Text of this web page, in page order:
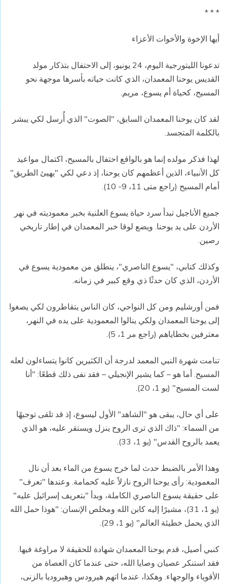
* * *
أيها الإخوة والأخوات الأعزاء
تدعونا الليتورجية اليوم، 24 يونيو، إلى الاحتفال بتذكار مولد
القديس يوحنا المعمدان، الذي كانت حياته بأسرها موجهة نحو
المسيح، كحياة أم يسوع، مريم.
لقد كان يوحنا المعمدان السابق، "الصوت" الذي أُرسل لكي يبشر
بالكلمة المتجسد.
لهذا فذكر مولده إنما هو بالواقع احتفال بالمسيح، اكتمال مواعيد
كل الأنبياء، الذين أعظمهم كان يوحنا، إذ دعي لكي "يهيئ الطريق"
أمام المسيح (راجع متى 11، 9- 10).
جميع الأناجيل تبدأ سرد حياة يسوع العلنية بخبر معموديته في نهر
الأردن على يد يوحنا. ويضع لوقا خبر المعمدان في إطار تاريخي
رصين.
وكذلك كتابي، "يسوع الناصري"، ينطلق من معمودية يسوع في
الأردن، الذي كان حدثًا ذي وقع كبير في زمانه.
فمن أورشليم ومن كل النواحي، كان الناس يتقاطرون لكي يصغوا
إلى يوحنا المعمدان ولكي ينالوا المعمودية على يده في النهر،
معترفين بخطاياهم (راجع مر 1، 5).
تنامت شهرة النبي المعمد لدرجة أن الكثيرين كانوا يتساءلون لعله
المسيح. أما هو – كما يشير الإنجيلي – فقد نفى ذلك قطعًا: "أنا
لست المسيح" (يو 1، 20).
على أي حال، يبقى هو "الشاهد" الأول ليسوع، إذ قد تلقى توجيهًا
من السماء: "ذاك الذي ترى الروح ينزل ويستقر عليه، هو الذي
يعمد بالروح القدس" (يو 1، 33).
وهذا الأمر بالضبط حدث لما خرج يسوع من الماء بعد أن نال
المعمودية: رأى يوحنا الروح نازلاً عليه كحمامة. وعندها "تعرف"
على حقيقة يسوع الناصري الكاملة، وبدأ "بتعريف إسرائيل عليه"
(يو 1، 31)، مشيرًا إليه كابن الله ومخلص الإنسان: "هوذا حمل الله
الذي يحمل خطيئة العالم" (يو 1، 29).
كنبي أصيل، قدم يوحنا المعمدان شهادة للحقيقة لا مراوغة فيها.
فقد استنكر عصيان وصايا الله، حتى عندما كان العصاة من
الأقوياء والوجهاء. وهكذا، عندما اتهم هيرودس وهيروديا بالزنى،